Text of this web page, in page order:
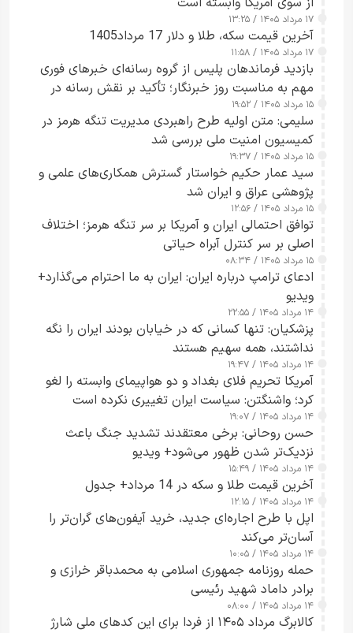
۱۷ مرداد ۱۴۰۵ / ۱۳:۲۵
آخرین قیمت سکه، طلا و دلار 17 مرداد1405
۱۷ مرداد ۱۴۰۵ / ۱۱:۵۸
بازدید فرماندهان پلیس از گروه رسانه‌ای خبرهای فوری
مهم به مناسبت روز خبرنگار؛ تأکید بر نقش رسانه در
تقویت امنیت و اعتماد عمومی
۱۵ مرداد ۱۴۰۵ / ۱۹:۵۲
سلیمی: متن اولیه طرح راهبردی مدیریت تنگه هرمز در
کمیسیون امنیت ملی بررسی شد
۱۵ مرداد ۱۴۰۵ / ۱۹:۳۷
سید عمار حکیم خواستار گسترش همکاری‌های علمی و
پژوهشی عراق و ایران شد
۱۵ مرداد ۱۴۰۵ / ۱۲:۵۶
توافق احتمالی ایران و آمریکا بر سر تنگه هرمز؛ اختلاف
اصلی بر سر کنترل آبراه حیاتی
۱۵ مرداد ۱۴۰۵ / ۰۸:۳۴
ادعای ترامپ درباره ایران: ایران به ما احترام می‌گذارد+
ویدیو
۱۴ مرداد ۱۴۰۵ / ۲۲:۵۵
پزشکیان: تنها کسانی که در خیابان بودند ایران را نگه
نداشتند، همه سهیم هستند
۱۴ مرداد ۱۴۰۵ / ۱۹:۴۷
آمریکا تحریم فلای بغداد و دو هواپیمای وابسته را لغو
کرد؛ واشنگتن: سیاست ایران تغییری نکرده است
۱۴ مرداد ۱۴۰۵ / ۱۹:۰۷
حسن روحانی: برخی معتقدند تشدید جنگ باعث
نزدیک‌تر شدن ظهور می‌شود+ ویدیو
۱۴ مرداد ۱۴۰۵ / ۱۵:۴۹
آخرین قیمت طلا و سکه در 14 مرداد+ جدول
۱۴ مرداد ۱۴۰۵ / ۱۲:۱۵
اپل با طرح اجاره‌ای جدید، خرید آیفون‌های گران‌تر را
آسان‌تر می‌کند
۱۴ مرداد ۱۴۰۵ / ۱۰:۰۵
حمله روزنامه جمهوری اسلامی به محمدباقر خرازی و
برادر داماد شهید رئیسی
۱۴ مرداد ۱۴۰۵ / ۰۸:۰۰
کالابرگ مرداد ۱۴۰۵ از فردا برای این کدهای ملی شارژ